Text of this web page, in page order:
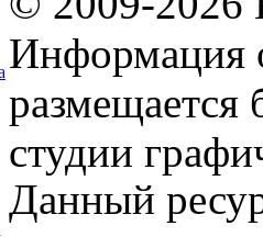
Информация
размещается
студии
Данный